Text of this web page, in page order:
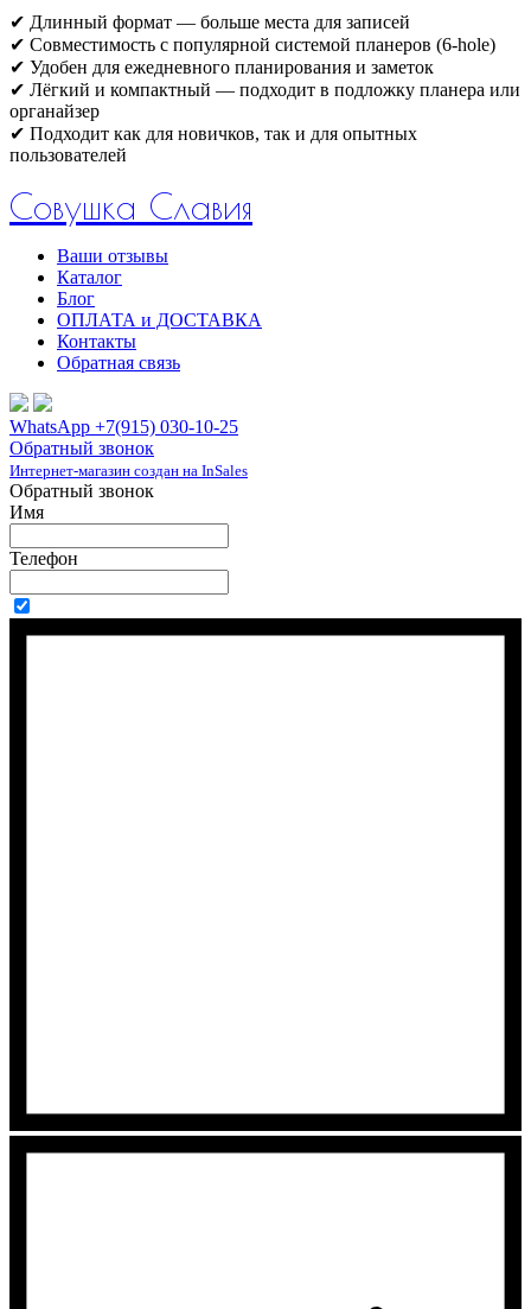
✔ Длинный формат — больше места для записей
✔ Совместимость с популярной системой планеров (6-hole)
✔ Удобен для ежедневного планирования и заметок
✔ Лёгкий и компактный — подходит в подложку планера или
органайзер
✔ Подходит как для новичков, так и для опытных
пользователей
Совушка Славия
Ваши отзывы
Каталог
Блог
ОПЛАТА и ДОСТАВКА
Контакты
Обратная связь
WhatsApp +7(915) 030-10-25
Обратный звонок
Интернет-магазин создан на InSales
Обратный звонок
Имя
Телефон